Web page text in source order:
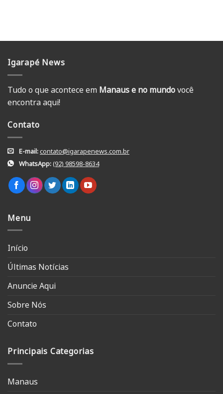
Igarapé News
Tudo o que acontece em Manaus e no mundovocê
encontra aqui!
Contato
E-mail:contato@igarapenews.com.br
WhatsApp:(92) 98598-8634
Menu
Início
Últimas Notícias
Anuncie Aqui
Sobre Nós
Contato
Principais Categorias
Manaus